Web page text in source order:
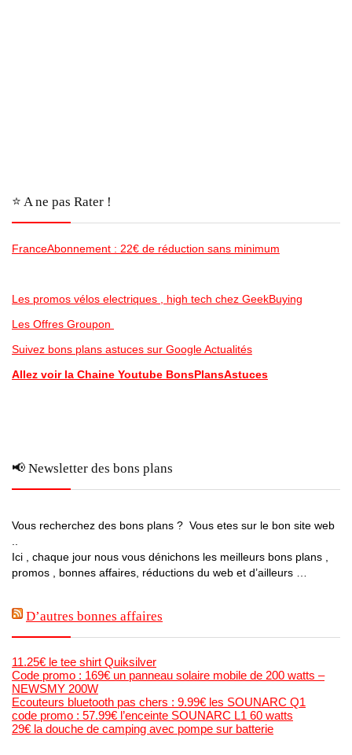
⭐️ A ne pas Rater !
FranceAbonnement : 22€ de réduction sans minimum
Les promos vélos electriques , high tech chez GeekBuying
Les Offres Groupon
Suivez bons plans astuces sur Google Actualités
Allez voir la Chaine Youtube BonsPlansAstuces
📢 Newsletter des bons plans
Vous recherchez des bons plans ? Vous etes sur le bon site web
Ici , chaque jour nous vous dénichons les meilleurs bons plans ,
promos , bonnes affaires, réductions du web et d’ailleurs …
D’autres bonnes affaires
11.25€ le tee shirt Quiksilver
Code promo : 169€ un panneau solaire mobile de 200 watts –
NEWSMY 200W
Ecouteurs bluetooth pas chers : 9.99€ les SOUNARC Q1
code promo : 57.99€ l’enceinte SOUNARC L1 60 watts
29€ la douche de camping avec pompe sur batterie